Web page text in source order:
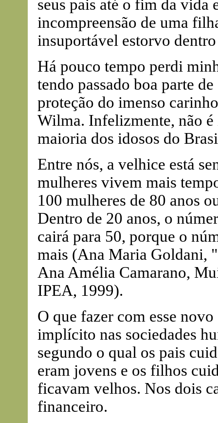
seus pais até o fim da vida
incompreensão de uma
insuportável estorvo dentro
Há pouco tempo perdi
tendo passado boa parte
proteção do imenso
Wilma. Infelizmente, não é
maioria dos idosos do
Entre nós, a velhice está
mulheres vivem mais
100 mulheres de 80 anos
Dentro de 20 anos, o
cairá para 50, porque o
mais (Ana Maria Goldani,
Ana Amélia Camarano,
IPEA, 1999).
O que fazer com esse
implícito nas sociedades
segundo o qual os pais
eram jovens e os filhos
ficavam velhos. Nos dois
financeiro.